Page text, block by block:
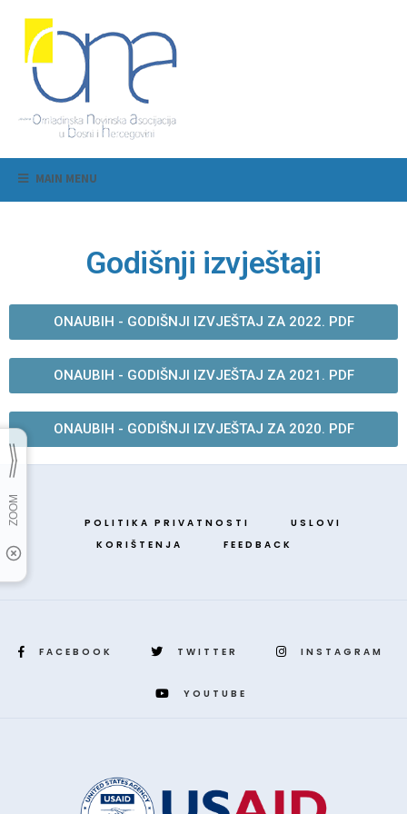
MAIN MENU
Godišnji izvještaji
ONAUBIH - GODIŠNJI IZVJEŠTAJ ZA 2022. PDF
ONAUBIH - GODIŠNJI IZVJEŠTAJ ZA 2021. PDF
ONAUBIH - GODIŠNJI IZVJEŠTAJ ZA 2020. PDF
POLITIKA PRIVATNOSTI
USLOVI
KORIŠTENJA
FEEDBACK
FACEBOOK TWITTER INSTAGRAM
YOUTUBE